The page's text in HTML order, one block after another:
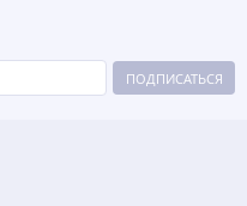
ПОДПИСАТЬСЯ